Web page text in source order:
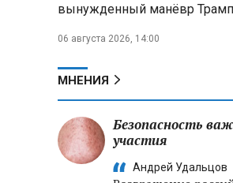
вынужденный манёвр
06 августа 2026, 14:00
МНЕНИЯ
Безопасность
участия
Андрей Удальцов